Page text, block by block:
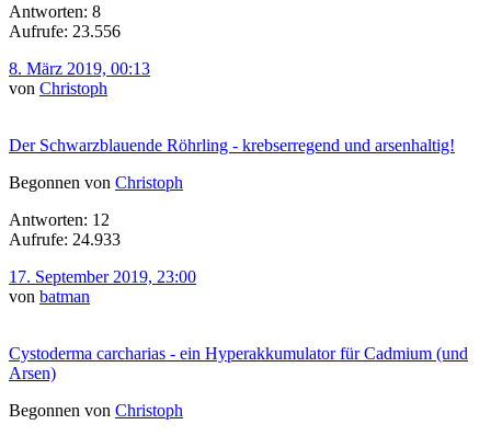
Antworten: 8
Aufrufe: 23.556
8. März 2019, 00:13
von Christoph
Der Schwarzblauende Röhrling - krebserregend und arsenhaltig!
Begonnen von Christoph
Antworten: 12
Aufrufe: 24.933
17. September 2019, 23:00
von batman
Cystoderma carcharias - ein Hyperakkumulator für Cadmium (und
Arsen)
Begonnen von Christoph